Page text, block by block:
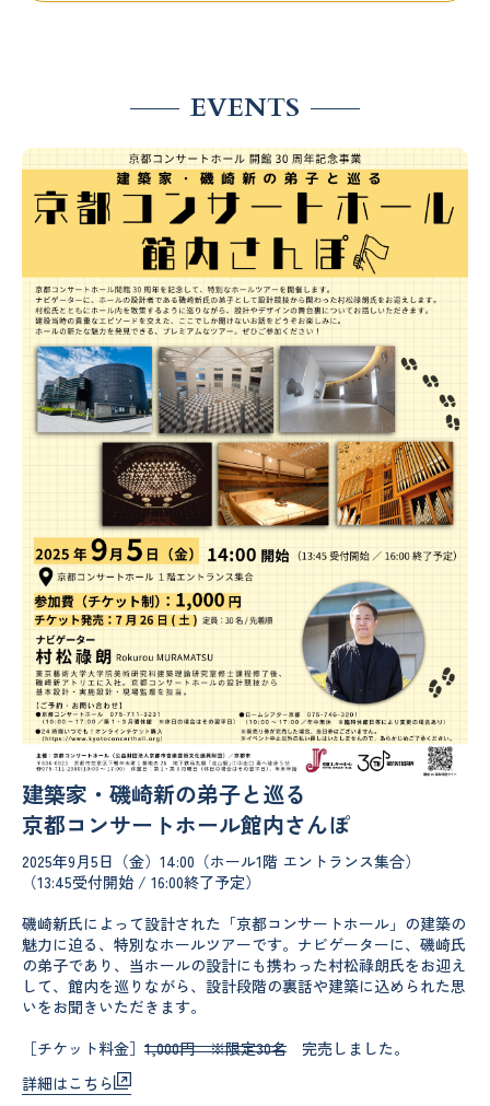
EVENTS
建築家・磯崎新の弟子と巡る
京都コンサートホール館内さんぽ
2025年9月5日（金）14:00（ホール1階 エントランス集合）
（13:45受付開始 / 16:00終了予定）
磯崎新氏によって設計された「京都コンサートホール」の建築の
魅力に迫る、特別なホールツアーです。ナビゲーターに、磯崎氏
の弟子であり、当ホールの設計にも携わった村松祿朗氏をお迎え
して、館内を巡りながら、設計段階の裏話や建築に込められた思
いをお聞きいただきます。
［チケット料金］ 1,000円 ※限定30名 完売しました。
詳細はこちら